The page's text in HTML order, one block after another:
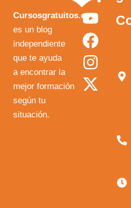
Cursosgratuitos.es
es un blog
independiente
que te ayuda
a encontrar la
mejor formación
según tu
situación.
Y
o
u
t
u
F
a
c
e
b
I
n
s
t
a
X
-
t
w
i